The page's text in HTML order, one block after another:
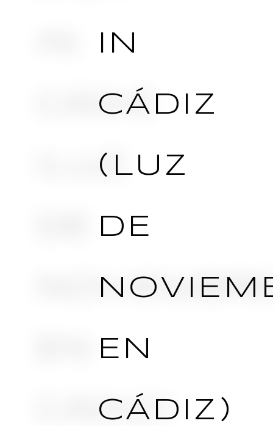
IN
CÁDIZ
(LUZ
DE
EN
CÁDIZ)